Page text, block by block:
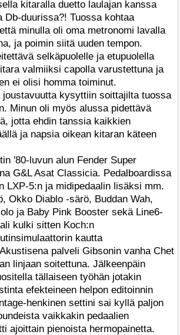
kitaralla duetto laulajan kanssa
Db-duurissa?! Tuossa kohtaa
minulla oli oma metronomi lavalla
ja poimin siitä uuden tempon.
selkäpuolelle ja etupuolella
valmiiksi capolla varustettuna ja
ei olisi homma toiminut.
kysyttiin soittajilta tuossa
Minun oli myös alussa pidettävä
jotta ehdin tanssia kaikkien
ja napsia oikean kitaran käteen
'80-luvun alun Fender Super
G&L Asat Classicia. Pedalboardissa
LXP-5:n ja midipedaalin lisäksi mm.
Okko Diablo -särö, Buddan Wah,
ja Baby Pink Booster sekä Line6-
kulki sitten Koch:n
kautta
palveli Gibsonin vanha Chet
linjaan soitettuna. Jälkeenpäin
tällaiseen työhän jotakin
efekteineen helpon editoinnin
henkinen settini sai kyllä paljon
vaikkakin pedaalien
ajoittain pienoista hermopainetta.